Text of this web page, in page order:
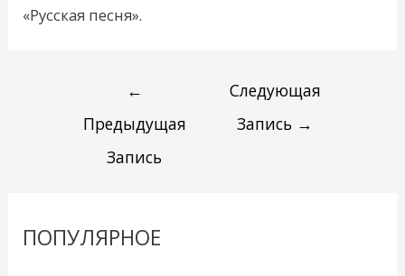
«Русская песня».
←
Предыдущая
Запись
Следующая
Запись →
ПОПУЛЯРНОЕ